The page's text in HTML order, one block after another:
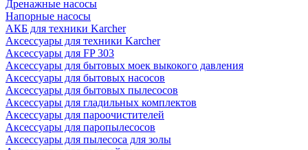
Дренажные насосы
Напорные насосы
АКБ для техники Karcher
Аксессуары для техники Karcher
Аксессуары для FP 303
Аксессуары для бытовых моек выкокого давления
Аксессуары для бытовых насосов
Аксессуары для бытовых пылесосов
Аксессуары для гладильных комплектов
Аксессуары для пароочистителей
Аксессуары для паропылесосов
Аксессуары для пылесоса для золы